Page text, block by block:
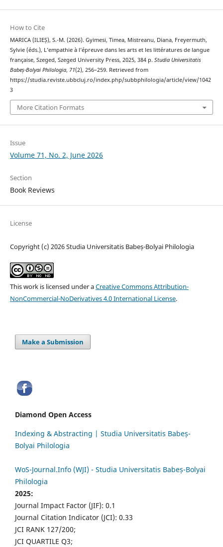
How to Cite
MARICA (ILIEȘ), S.-M. (2026). Gyimesi, Timea, Mistreanu, Diana, Freyermuth,
Sylvie (éds.), L’empathie à l’épreuve dans les arts et les littératures de langue
française, Szeged, Szeged University Press, 2025, 384 p. Studia Universitatis
Babeș-Bolyai Philologia, 71(2), 256–259. Retrieved from
https://studia.reviste.ubbcluj.ro/index.php/subbphilologia/article/view/1042
3
More Citation Formats
Issue
Volume 71, No. 2, June 2026
Section
Book Reviews
License
Copyright (c) 2026 Studia Universitatis Babeș-Bolyai Philologia
This work is licensed under aCreative Commons Attribution-
NonCommercial-NoDerivatives 4.0 International License.
Make a Submission
Diamond Open Access
Indexing & Abstracting | Studia Universitatis Babeș-
Bolyai Philologia
WoS-Journal.Info (WJI) - Studia Universitatis Babeș-Bolyai
Philologia
2025:
Journal Impact Factor (JIF): 0.1
Journal Citation Indicator (JCI): 0.33
JCI RANK 127/200;
JCI QUARTILE Q3;